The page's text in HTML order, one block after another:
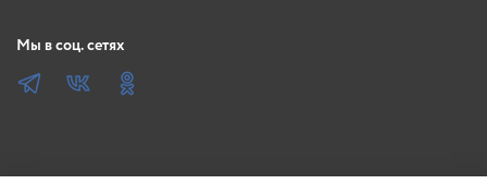
Мы в соц. сетях